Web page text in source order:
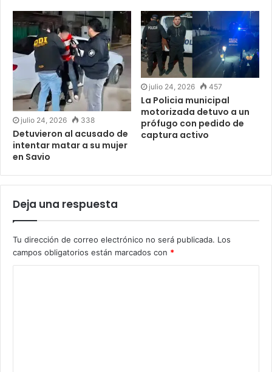
julio 24, 2026 338
Detuvieron al acusado de
intentar matar a su mujer
en Savio
julio 24, 2026 457
La Policia municipal
motorizada detuvo a un
prófugo con pedido de
captura activo
Deja una respuesta
Tu dirección de correo electrónico no será publicada. Los
campos obligatorios están marcados con *